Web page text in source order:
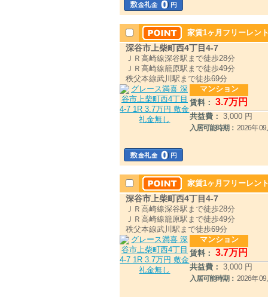
家賃1ヶ月フリーレン
深谷市上柴町西4丁目4-7
ＪＲ高崎線深谷駅まで徒歩28分
ＪＲ高崎線籠原駅まで徒歩49分
秩父本線武川駅まで徒歩69分
マンション
賃料： 3.7万円
共益費： 3,000 円
入居可能時期： 2026年
家賃1ヶ月フリーレン
深谷市上柴町西4丁目4-7
ＪＲ高崎線深谷駅まで徒歩28分
ＪＲ高崎線籠原駅まで徒歩49分
秩父本線武川駅まで徒歩69分
マンション
賃料： 3.7万円
共益費： 3,000 円
入居可能時期： 2026年